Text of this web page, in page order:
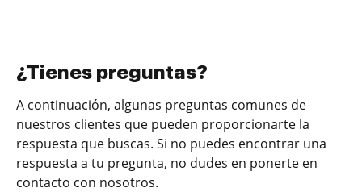
¿Tienes preguntas?
A continuación, algunas preguntas comunes de
nuestros clientes que pueden proporcionarte la
respuesta que buscas. Si no puedes encontrar una
respuesta a tu pregunta, no dudes en ponerte en
contacto con nosotros.